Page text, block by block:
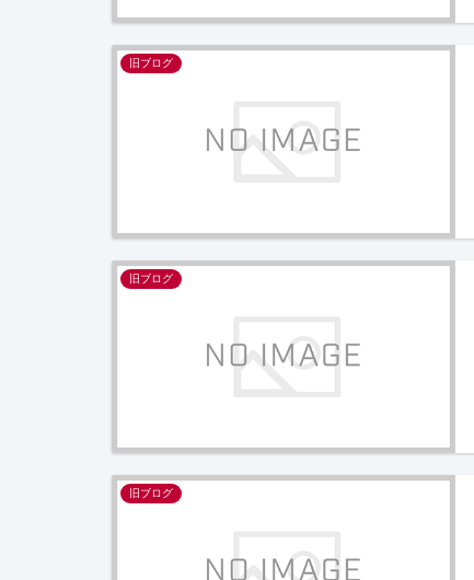
旧ブログ
旧ブログ
旧ブログ